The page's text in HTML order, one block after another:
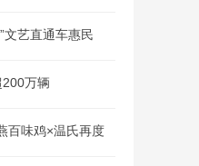
文艺直通车惠民
万辆
百味鸡×温氏再度